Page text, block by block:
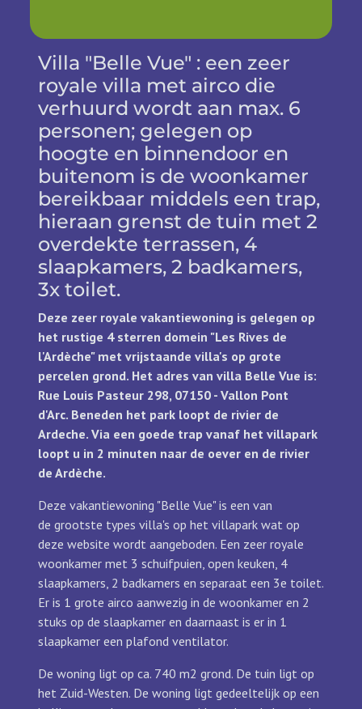
Villa "Belle Vue" : een zeer
royale villa met airco die
verhuurd wordt aan max. 6
personen; gelegen op
hoogte en binnendoor en
buitenom is de woonkamer
bereikbaar middels een trap,
hieraan grenst de tuin met 2
overdekte terrassen, 4
slaapkamers, 2 badkamers,
3x toilet.
Deze zeer royale vakantiewoning is gelegen op
het rustige 4 sterren domein "Les Rives de
l'Ardèche" met vrijstaande villa's op grote
percelen grond. Het adres van villa Belle Vue is:
Rue Louis Pasteur 298, 07150 - Vallon Pont
d'Arc. Beneden het park loopt de rivier de
Ardeche. Via een goede trap vanaf het villapark
loopt u in 2 minuten naar de oever en de rivier
de Ardèche.
Deze vakantiewoning "Belle Vue" is een van
de grootste types villa's op het villapark wat op
deze website wordt aangeboden. Een zeer royale
woonkamer met 3 schuifpuien, open keuken, 4
slaapkamers, 2 badkamers en separaat een 3e toilet.
Er is 1 grote airco aanwezig in de woonkamer en 2
stuks op de slaapkamer en daarnaast is er in 1
slaapkamer een plafond ventilator.
De woning ligt op ca. 740 m2 grond. De tuin ligt op
het Zuid-Westen. De woning ligt gedeeltelijk op een